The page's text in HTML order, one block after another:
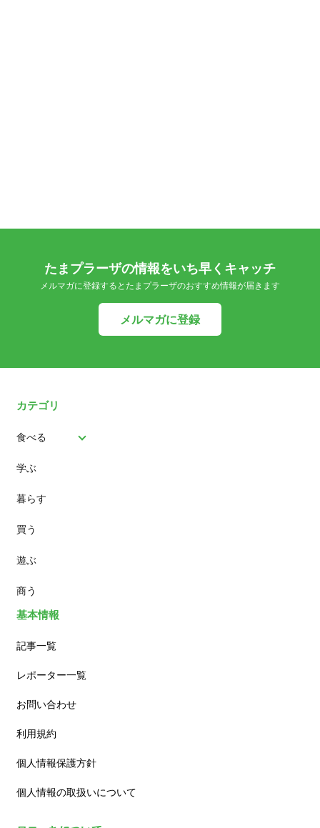
たまプラーザの情報をいち早くキャッチ
メルマガに登録するとたまプラーザのおすすめ情報が届きます
メルマガに登録
カテゴリ
食べる
パン
スイーツ
ランチ
カフェ
学ぶ
暮らす
買う
遊ぶ
商う
基本情報
記事一覧
レポーター一覧
お問い合わせ
利用規約
個人情報保護方針
個人情報の取扱いについて